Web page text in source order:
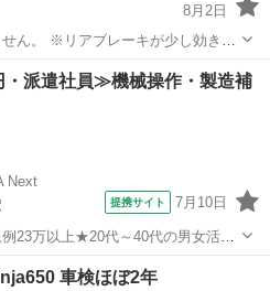
8月2日
ん。 ※リアブレーキが少し効き悪
ん。 外装は傷や破損多数有りで、
障ありません。 神経質な方は購入
サキ ニンジャ
派遣社員≫機械操作・製造補
Next
提携サイト 7月10日
23万以上★20代～40代の男女活躍
マイカー通勤OK＆無料駐車場完
県黒川郡大和町》 人気の工
車検ほぼ2年